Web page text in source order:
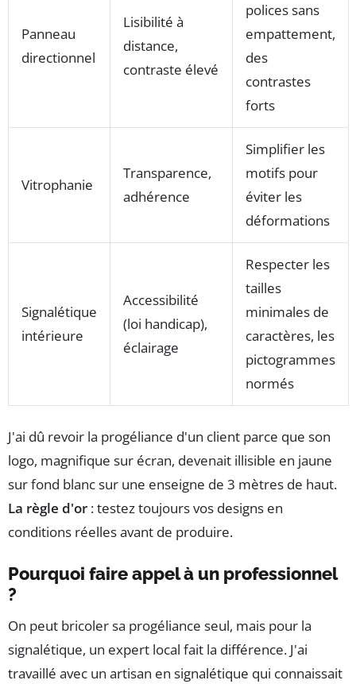
Panneau
directionnel
Lisibilité à
distance,
contraste élevé
polices sans
empattement,
des
contrastes
forts
Vitrophanie
Transparence,
adhérence
Simplifier les
motifs pour
éviter les
déformations
Signalétique
intérieure
Accessibilité
(loi handicap),
éclairage
Respecter les
tailles
minimales de
caractères, les
pictogrammes
normés
J'ai dû revoir la progéliance d'un client parce que son
logo, magnifique sur écran, devenait illisible en jaune
sur fond blanc sur une enseigne de 3 mètres de haut.
La règle d'or : testez toujours vos designs en
conditions réelles avant de produire.
Pourquoi faire appel à un professionnel
?
On peut bricoler sa progéliance seul, mais pour la
signalétique, un expert local fait la différence. J'ai
travaillé avec un artisan en signalétique qui connaissait